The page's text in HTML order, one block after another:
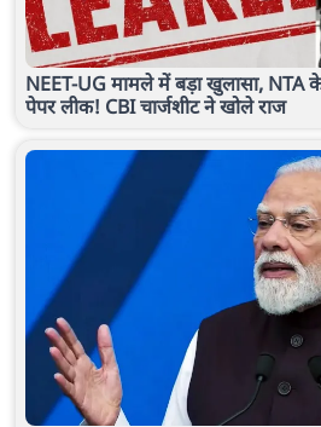
NEET-UG मामले में बड़ा खुलासा, NTA के एक्सपर्ट्स
पेपर लीक! CBI चार्जशीट ने खोले राज